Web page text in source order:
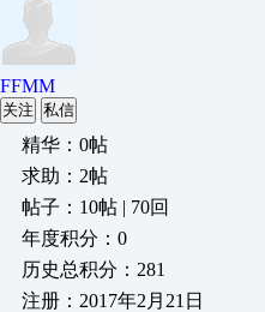
FFMM
关注 私信
精华：0帖
求助：2帖
帖子：10帖 | 70回
年度积分：0
历史总积分：281
注册：2017年2月21日